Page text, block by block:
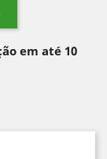
em até 10